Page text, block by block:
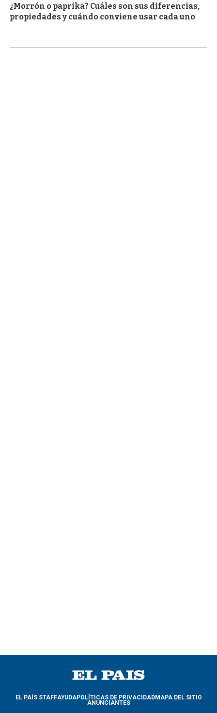
¿Morrón o paprika? Cuáles son sus diferencias,
propiedades y cuándo conviene usar cada uno
EL PAÍS STAFFAYUDAPOLÍTICAS DE PRIVACIDADMAPA DEL SITIO
ANUNCIANTES